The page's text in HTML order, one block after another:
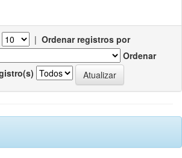
| Ordenar registros por
Ordenar